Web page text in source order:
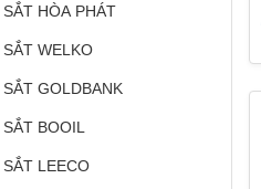
SẮT HÒA PHÁT
SẮT WELKO
SẮT GOLDBANK
BOOIL
SẮT LEECO